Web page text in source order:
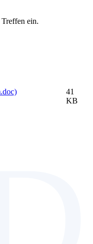
ein.
41
KB